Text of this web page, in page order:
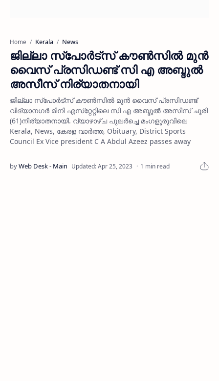
Home Kerala News
ജില്ലാ സ്‌പോര്‍ട്‌സ് കൗണ്‍സില്‍ മുന്‍
വൈസ് പ്രസിഡണ്ട് സി എ അബ്ദുല്‍
അസീസ് നിര്യാതനായി
ജില്ലാ സ്‌പോര്‍ട്‌സ് കൗണ്‍സില്‍ മുന്‍ വൈസ് പ്രസിഡണ്ട്
വിദ്യാനഗര്‍ മിനി എസ്‌റ്റേറ്റിലെ സി എ അബ്ദുല്‍ അസീസ് ചൂരി
(61)നിര്യാതനായി. വ്യാഴാഴ്ച പുലര്‍ച്ചെ മംഗളൂരുവിലെ
Kerala, News, കേരള വാര്‍ത്ത, Obituary, District Sports
Council Ex Vice president C A Abdul Azeez passes away
1 min read